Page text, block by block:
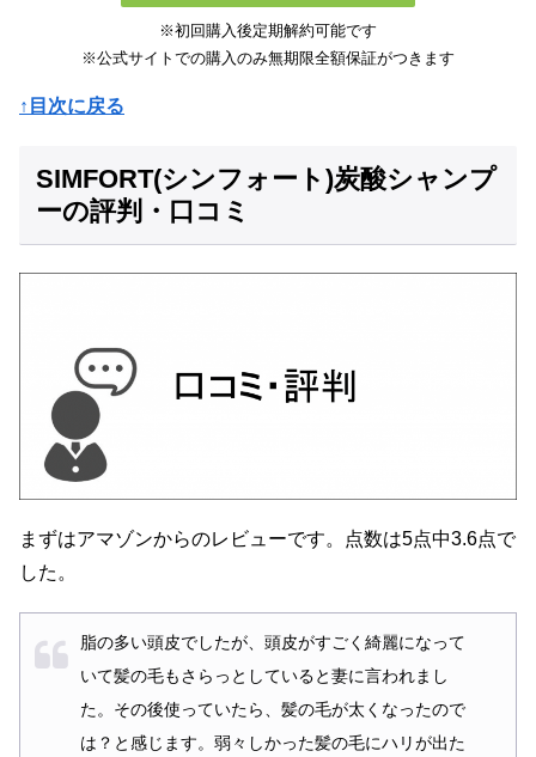
※初回購入後定期解約可能です
※公式サイトでの購入のみ無期限全額保証がつきます
↑目次に戻る
SIMFORT(シンフォート)炭酸シャンプ
ーの評判・口コミ
まずはアマゾンからのレビューです。点数は5点中3.6点で
した。
脂の多い頭皮でしたが、頭皮がすごく綺麗になって
いて髪の毛もさらっとしていると妻に言われまし
た。その後使っていたら、髪の毛が太くなったので
は？と感じます。弱々しかった髪の毛にハリが出た